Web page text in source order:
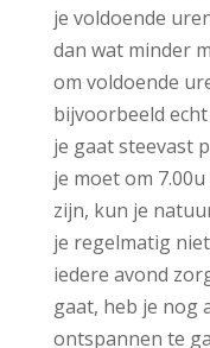
je voldoende
dan wat minder
om voldoende
bijvoorbeeld
je gaat steevast
je moet om
zijn, kun je
je regelmatig
iedere avond
gaat, heb je nog
ontspannen te